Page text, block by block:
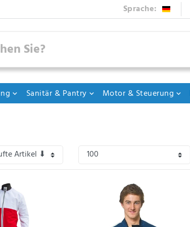
Sprache:
Sanitär & Pantry Motor & Steuerung